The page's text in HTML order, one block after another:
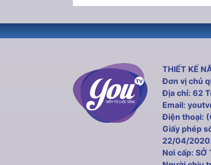
THIẾT KẾ
Đơn vị chủ
Địa chỉ: 62
Email:
Điện thoại:
Giấy phép
22/04/
Nơi cấp: SỞ